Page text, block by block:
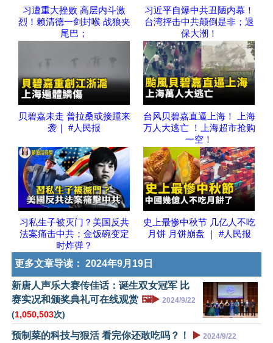
习遭重大挫败 高层内斗激
烈！赖清德一剑封喉 战狼夹
尾巴；
习近平自爆中共丑陋内幕！
台湾抨击中共颠倒是非；退
保大潮！
贝碧嘉未走 普拉桑或接踵来
袭｜ #人民报
台风贝碧嘉直逼上海！ 上海
万人大逃亡 ！上海超市抢购
一空！
习私生子被灭门？美国反共
法案痛击中共；金饭碗变定
时炸弹？
史上最惨中秋节 几亿人不吃
月饼 月饼崩盘 ｜ #人民报
更多文章导读： 2024年9月19日
新唐人声乐大赛传佳话：诞生双女冠军 比
赛实况和颁奖典礼可在线观赏 🖼️▶️ 2024/9/22
(1,050,503次)
预制菜的科技与狠活 看完你还敢吃吗？！ ▶️ 2024/9/22